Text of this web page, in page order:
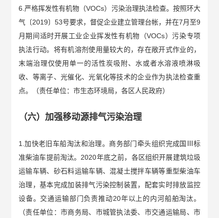
6.严格挥发性有机物（VOCs）污染治理执法检查。按照环大
气〔2019〕53号要求，督促企业建立管理台帐，并在7月至9
月期间适时开展工业企业挥发性有机物（VOCs）污染专项
执法行动。将有机溶剂使用量较大的，存在敞开式作业的，
末端治理仅使用单一的活性炭吸附、水或者水溶液喷淋吸
收、等离子、光催化、光氧化等技术的企业作为执法检查重
点。（责任单位：市生态环境局，各区人民政府）
（六）加强移动源排气污染治理
1.加快老旧车船淘汰和治理。商务部门牵头组织完成国Ⅲ标
准柴油车提前淘汰。2020年底之前，各区组织开展建筑垃圾
运输车辆、砂石料运输车辆、混凝土搅拌车辆等重型柴油车
治理，基本完成加装排气污染控制装置，配套实时排放监控
设备。交通运输部门负责推动20年以上的内河船舶淘汰。
（责任单位：市商务局、市城管执法委、市交通运输局、市